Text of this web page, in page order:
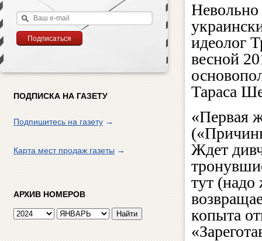
ПОДПИСКА НА ГАЗЕТУ
Подпишитесь на газету→
Карта мест продаж газеты→
АРХИВ НОМЕРОВ
Невольно
идеолог
весной
Тараса
«Первая
Ждет
тут
копыта